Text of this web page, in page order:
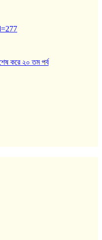
করে ২০ তম পর্ব